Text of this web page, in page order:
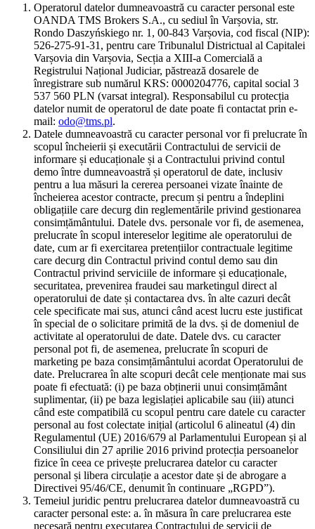
Operatorul datelor dumneavoastră cu caracter personal este
OANDA TMS Brokers S.A., cu sediul în Varșovia, str.
Rondo Daszyńskiego nr. 1, 00-843 Varșovia, cod fiscal (NIP):
526-275-91-31, pentru care Tribunalul Districtual al Capitalei
Varșovia din Varșovia, Secția a XIII-a Comercială a
Registrului Național Judiciar, păstrează dosarele de
înregistrare sub numărul KRS: 0000204776, capital social 3
537 560 PLN (varsat integral). Responsabilul cu protecția
datelor numit de operatorul de date poate fi contactat prin e-
mail: odo@tms.pl.
Datele dumneavoastră cu caracter personal vor fi prelucrate în
scopul încheierii și executării Contractului de servicii de
informare și educaționale și a Contractului privind contul
demo între dumneavoastră și operatorul de date, inclusiv
pentru a lua măsuri la cererea persoanei vizate înainte de
încheierea acestor contracte, precum și pentru a îndeplini
obligațiile care decurg din reglementările privind gestionarea
consimțământului. Datele dvs. personale vor fi, de asemenea,
prelucrate în scopul intereselor legitime ale operatorului de
date, cum ar fi exercitarea pretențiilor contractuale legitime
care decurg din Contractul privind contul demo sau din
Contractul privind serviciile de informare și educaționale,
securitatea, prevenirea fraudei sau marketingul direct al
operatorului de date și contactarea dvs. în alte cazuri decât
cele specificate mai sus, atunci când acest lucru este justificat
în special de o solicitare primită de la dvs. și de domeniul de
activitate al operatorului de date. Datele dvs. cu caracter
personal pot fi, de asemenea, prelucrate în scopuri de
marketing pe baza consimțământului acordat Operatorului de
date. Prelucrarea în alte scopuri decât cele menționate mai sus
poate fi efectuată: (i) pe baza obținerii unui consimțământ
suplimentar, (ii) pe baza legislației aplicabile sau (iii) atunci
când este compatibilă cu scopul pentru care datele cu caracter
personal au fost colectate inițial (articolul 6 alineatul (4) din
Regulamentul (UE) 2016/679 al Parlamentului European și al
Consiliului din 27 aprilie 2016 privind protecția persoanelor
fizice în ceea ce privește prelucrarea datelor cu caracter
personal și libera circulație a acestor date și de abrogare a
Directivei 95/46/CE, denumit în continuare „RGPD”).
Temeiul juridic pentru prelucrarea datelor dumneavoastră cu
caracter personal este: a. în măsura în care prelucrarea este
necesară pentru executarea Contractului de servicii de